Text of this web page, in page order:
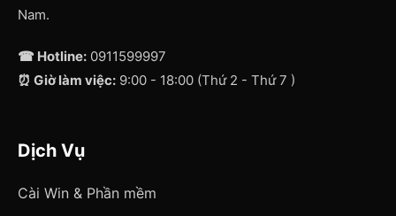
Nam.
☎ Hotline: 0911599997
⏰ Giờ làm việc: 9:00 - 18:00 (Thứ 2 - Thứ 7 )
Dịch Vụ
Cài Win & Phần mềm